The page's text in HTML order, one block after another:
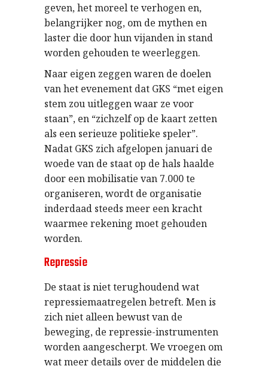
geven, het moreel te verhogen en,
belangrijker nog, om de mythen en
laster die door hun vijanden in stand
worden gehouden te weerleggen.
Naar eigen zeggen waren de doelen
van het evenement dat GKS “met eigen
stem zou uitleggen waar ze voor
staan”, en “zichzelf op de kaart zetten
als een serieuze politieke speler”.
Nadat GKS zich afgelopen januari de
woede van de staat op de hals haalde
door een mobilisatie van 7.000 te
organiseren, wordt de organisatie
inderdaad steeds meer een kracht
waarmee rekening moet gehouden
worden.
Repressie
De staat is niet terughoudend wat
repressiemaatregelen betreft. Men is
zich niet alleen bewust van de
beweging, de repressie-instrumenten
worden aangescherpt. We vroegen om
wat meer details over de middelen die